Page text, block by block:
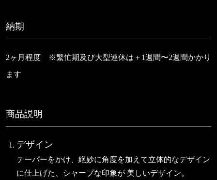
納期
2ヶ月程度 ※繁忙期及び大型連休は＋1週間〜2週間かかり
ます
商品説明
デザイン
テーパーをかけ、絶妙に角度を加えて立体的なデザイン
に仕上げた、シャープな印象が 美しいデザイン。